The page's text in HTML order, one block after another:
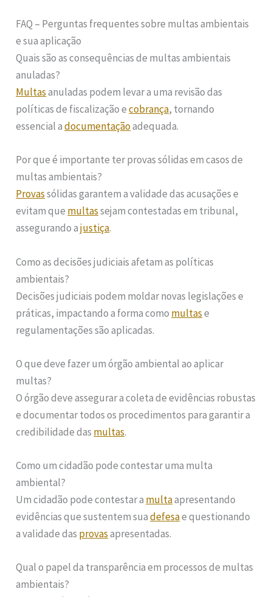
FAQ – Perguntas frequentes sobre multas ambientais
e sua aplicação
Quais são as consequências de multas ambientais
anuladas?
Multasanuladas podem levar a uma revisão das
políticas de fiscalização ecobrança, tornando
essencial adocumentaçãoadequada.
Por que é importante ter provas sólidas em casos de
multas ambientais?
Provassólidas garantem a validade das acusações e
evitam que multassejam contestadas em tribunal,
assegurando ajustiça.
Como as decisões judiciais afetam as políticas
ambientais?
Decisões judiciais podem moldar novas legislações e
práticas, impactando a forma como multase
regulamentações são aplicadas.
O que deve fazer um órgão ambiental ao aplicar
multas?
O órgão deve assegurar a coleta de evidências robustas
e documentar todos os procedimentos para garantir a
credibilidade das multas.
Como um cidadão pode contestar uma multa
ambiental?
Um cidadão pode contestar a multaapresentando
evidências que sustentem suadefesae questionando
a validade das provasapresentadas.
Qual o papel da transparência em processos de multas
ambientais?